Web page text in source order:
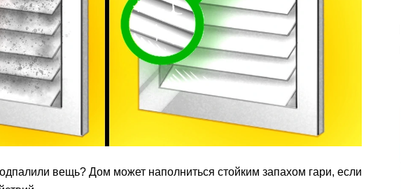
вещь? Дом может наполниться стойким запахом гари, если